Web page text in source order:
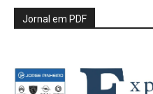
Jornal em PDF